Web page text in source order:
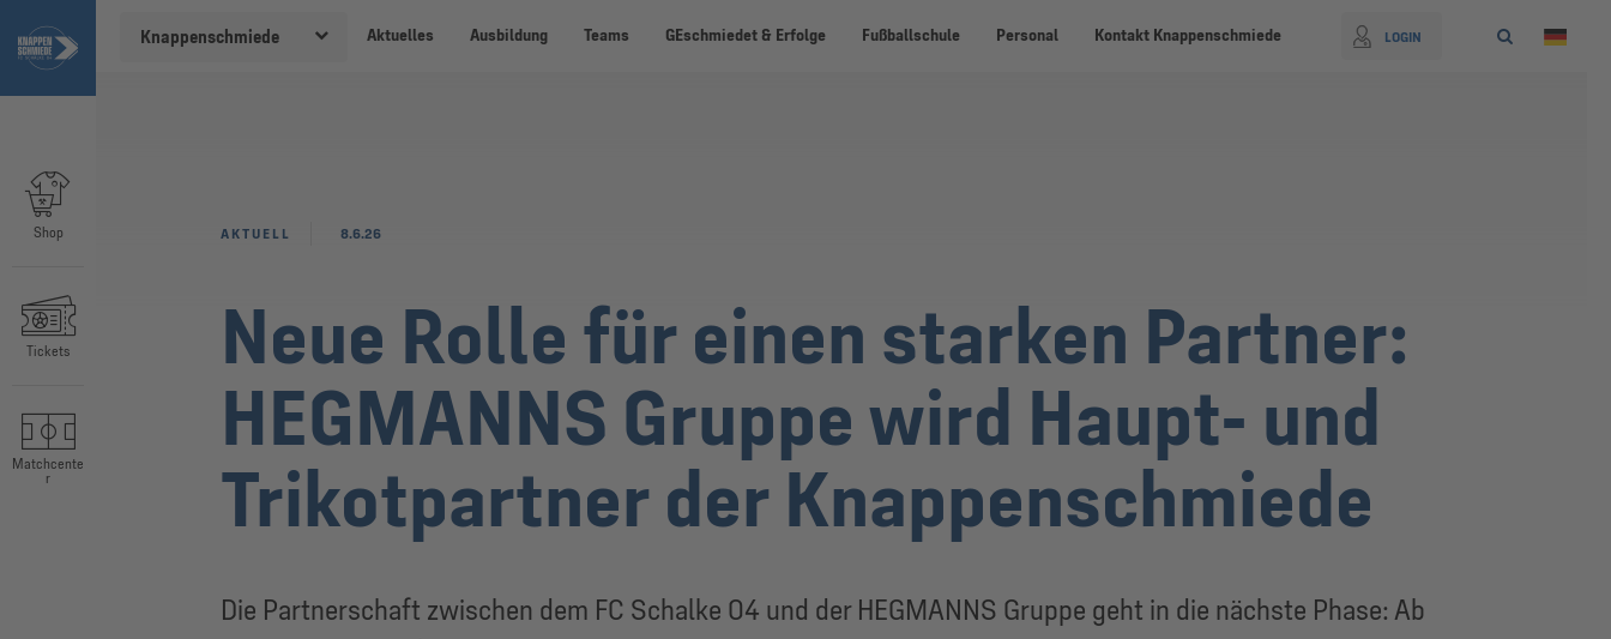
Knappenschmiede Aktuelles Ausbildung Teams GEschmiedet & Erfolge Fußballschule Personal Kontakt Knappenschmiede LOGIN
Shop
Tickets
Matchcente
r
Neue Rolle für einen starken Partner:
HEGMANNS Gruppe wird Haupt- und
Trikotpartner der Knappenschmiede
Die Partnerschaft zwischen dem FC Schalke 04 und der HEGMANNS Gruppe geht in die nächste Phase: Ab
AKTUELL 8.6.26